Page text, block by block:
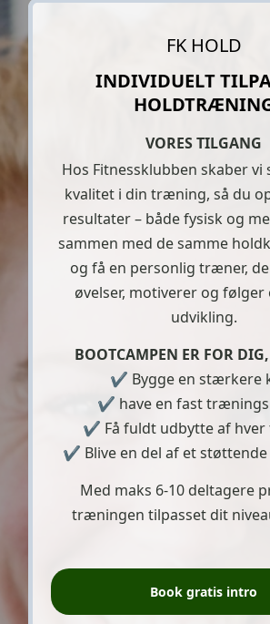
FK HOLD
INDIVIDUELT
VORES TILGANG
Hos Fitnessklubben skaber
kvalitet i din træning, så du
resultater – både fysisk og
sammen med de samme
og få en personlig træner,
øvelser, motiverer og følger
udvikling.
BOOTCAMPEN ER FOR
✔︎ Bygge en stærkere
✔︎ have en fast
✔︎ Få fuldt udbytte af
✔︎ Blive en del af et
Med maks 6-10 deltagere
træningen tilpasset dit
Book gratis intro